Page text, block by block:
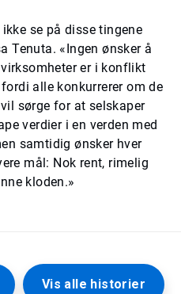
se på disse tingene
Tenuta. «Ingen ønsker å
er i konflikt
alle konkurrerer om de
sørge for at selskaper
verdier i en verden med
samtidig ønsker hver
mål: Nok rent, rimelig
kloden.»
Vis alle historier